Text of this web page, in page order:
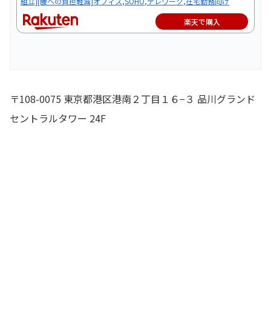
楽天で購入
〒108-0075 東京都港区港南２丁目１６−３ 品川グランド
セントラルタワー 24F